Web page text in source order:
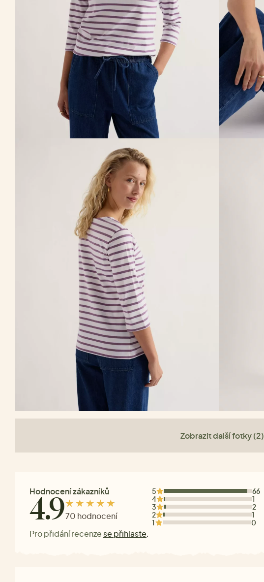
Zobrazit další fotky (2)
Hodnocení zákazníků
4.970 hodnocení
Pro přidání recenze se přihlaste.
5
66
4
1
3
2
2
1
1
0